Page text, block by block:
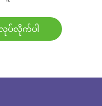
ပ်လိုက်ပါ